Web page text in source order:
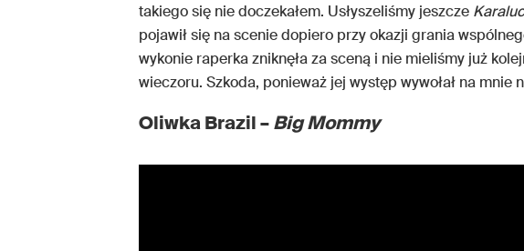
takiego się nie doczekałem. Usłyszeliśmy jeszcze
pojawił się na scenie dopiero przy okazji grania
wykonie raperka zniknęła za sceną i nie mieliśmy już
wieczoru. Szkoda, ponieważ jej występ wywołał na mnie
Oliwka Brazil –Big Mommy